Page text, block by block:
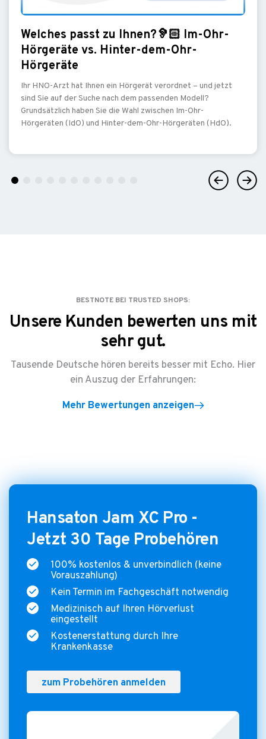
Previous
Welches passt zu Ihnen?🦻🏻 Im-Ohr-
Hörgeräte vs. Hinter-dem-Ohr-
Hörgeräte
Ihr HNO-Arzt hat Ihnen ein Hörgerät verordnet – und jetzt
sind Sie auf der Suche nach dem passenden Modell?
Grundsätzlich haben Sie die Wahl zwischen Im-Ohr-
Hörgeräten (IdO) und Hinter-dem-Ohr-Hörgeräten (HdO).
Next
BESTNOTE BEI TRUSTED SHOPS:
Unsere Kunden bewerten uns mit
sehr gut.
Tausende Deutsche hören bereits besser mit Echo. Hier
ein Auszug der Erfahrungen:
Mehr Bewertungen anzeigen
Hansaton Jam XC Pro -
Jetzt 30 Tage Probehören
100% kostenlos & unverbindlich (keine
Vorauszahlung)
Kein Termin im Fachgeschäft notwendig
Medizinisch auf Ihren Hörverlust
eingestellt
Kostenerstattung durch Ihre
Krankenkasse
zum Probehören anmelden